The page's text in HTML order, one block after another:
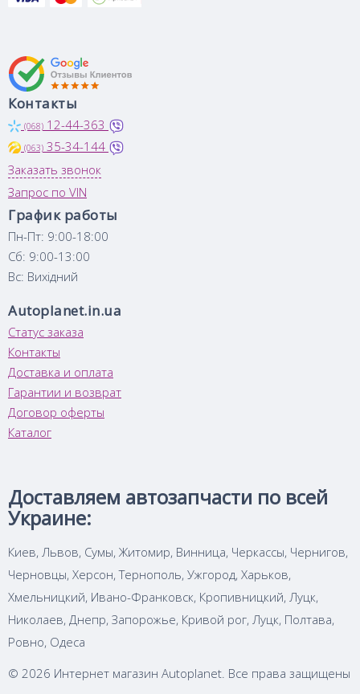
Контакты
(068) 12-44-363
(063) 35-34-144
Заказать звонок
Запрос по VIN
График работы
Пн-Пт: 9:00-18:00
Сб: 9:00-13:00
Вс: Вихідний
Autoplanet.in.ua
Статус заказа
Контакты
Доставка и оплата
Гарантии и возврат
Договор оферты
Каталог
Доставляем автозапчасти по всей
Украине:
Киев, Львов, Сумы, Житомир, Винница, Черкассы, Чернигов,
Черновцы, Херсон, Тернополь, Ужгород, Харьков,
Хмельницкий, Ивано-Франковск, Кропивницкий, Луцк,
Николаев, Днепр, Запорожье, Кривой рог, Луцк, Полтава,
Ровно, Одеса
© 2026 Интернет магазин Autoplanet. Все права защищены